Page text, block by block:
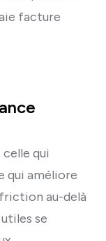
facture
qui
qui améliore
au-delà
se